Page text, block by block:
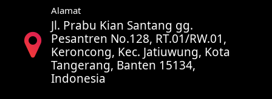
Alamat
Jl. Prabu Kian Santang gg.
Pesantren No.128, RT.01/RW.01,
Keroncong, Kec. Jatiuwung, Kota
Tangerang, Banten 15134,
Indonesia